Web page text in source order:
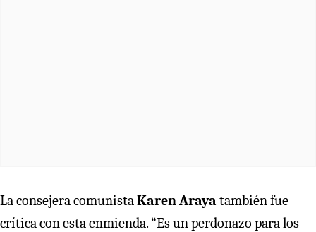
La consejera comunista Karen Araya también fue
crítica con esta enmienda. “Es un perdonazo para los